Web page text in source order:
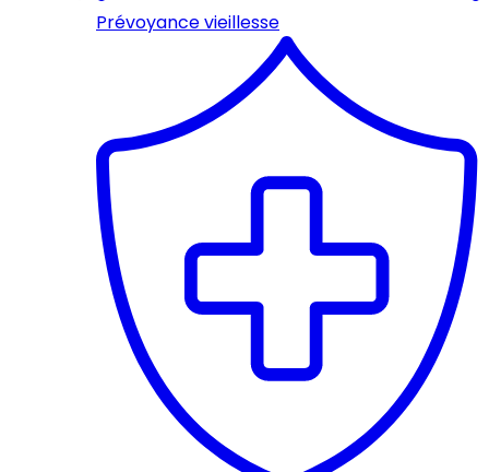
Prévoyance vieillesse